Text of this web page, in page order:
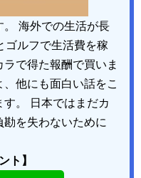
海外での生活が長
ゴルフで生活費を稼
で得た報酬で買いま
他にも面白い話をこ
。 日本ではまだカ
を失わないために
ト】